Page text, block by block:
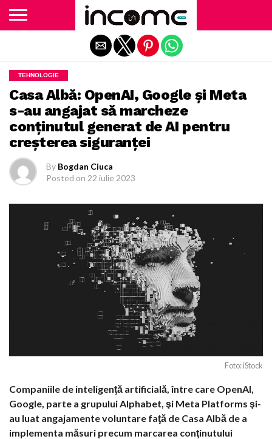
TEHNOLOGIE
Casa Albă: OpenAI, Google şi Meta
s-au angajat să marcheze
conţinutul generat de AI pentru
creşterea siguranţei
By Bogdan Ciuca
Posted on 22 iulie 2023
Foto: iStock
Companiile de inteligenţă artificială, între care OpenAI,
Google, parte a grupului Alphabet, şi Meta Platforms şi-
au luat angajamente voluntare faţă de Casa Albă de a
implementa măsuri precum marcarea conţinutului
Exit mobile version